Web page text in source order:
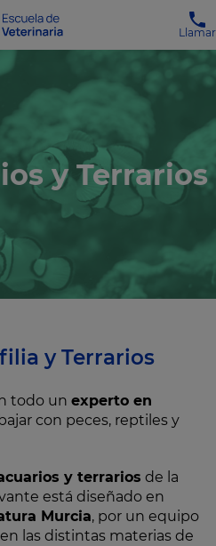
Llamar
y Terrarios
y Terrarios
todo un experto en
con peces, reptiles y
y terrarios de la
está diseñado en
Murcia, por un equipo
las distintas materias de